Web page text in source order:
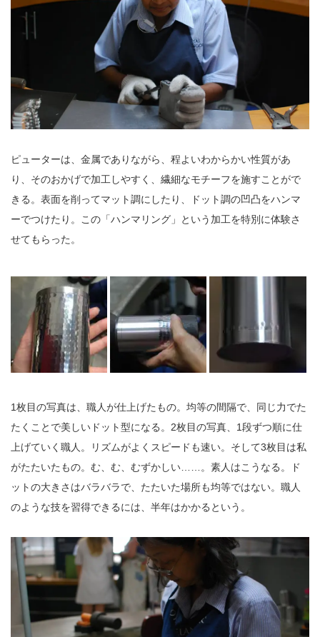
ピューターは、金属でありながら、程よいわからかい性質があ
り、そのおかげで加工しやすく、繊細なモチーフを施すことがで
きる。表面を削ってマット調にしたり、ドット調の凹凸をハンマ
ーでつけたり。この「ハンマリング」という加工を特別に体験さ
せてもらった。
1枚目の写真は、職人が仕上げたもの。均等の間隔で、同じ力でた
たくことで美しいドット型になる。2枚目の写真、1段ずつ順に仕
上げていく職人。リズムがよくスピードも速い。そして3枚目は私
がたたいたもの。む、む、むずかしい……。素人はこうなる。ド
ットの大きさはバラバラで、たたいた場所も均等ではない。職人
のような技を習得できるには、半年はかかるという。